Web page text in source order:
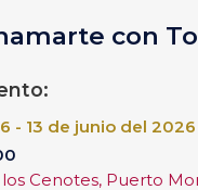
con
- 13 de junio del 2026
Cenotes, Puerto